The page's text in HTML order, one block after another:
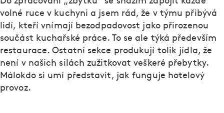
volné ruce v kuchyni a jsem rád, že v týmu přibývá
lidí, kteří vnímají bezodpadovost jako přirozenou
součást kuchařské práce. To se ale týká především
restaurace. Ostatní sekce produkují tolik jídla, že
není v našich silách zužitkovat veškeré přebytky.
Málokdo si umí představit, jak funguje hotelový
provoz.